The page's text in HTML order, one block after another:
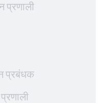
प्रणाली
प्रबंधक